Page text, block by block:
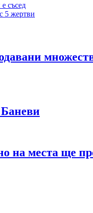
съсед
5 жертви
на места ще